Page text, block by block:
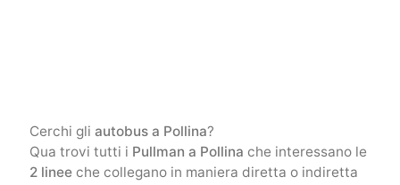
Cerchi gli autobus a Pollina?
Qua trovi tutti i Pullman a Pollina che interessano le
2 lineeche collegano in maniera diretta o indiretta